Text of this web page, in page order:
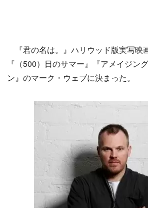
『君の名は。』ハリウッド版実写映
『（500）日のサマー』『アメイジン
ン』のマーク・ウェブに決まった。